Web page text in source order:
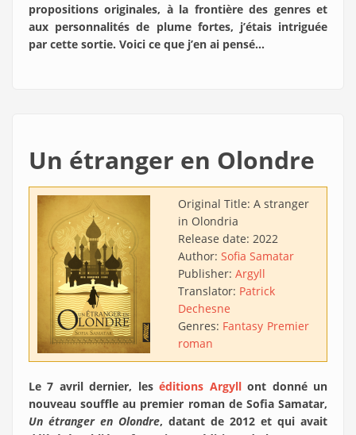
propositions originales, à la frontière des genres et
aux personnalités de plume fortes, j’étais intriguée
par cette sortie. Voici ce que j’en ai pensé…
Un étranger en Olondre
Original Title: A stranger
in Olondria
Release date: 2022
Author: Sofia Samatar
Publisher: Argyll
Translator: Patrick
Dechesne
Genres: Fantasy Premier
roman
Le 7 avril dernier, leséditions Argyllont donné un
nouveau souffle au premier roman de Sofia Samatar,
Un étranger en Olondre, datant de 2012 et qui avait